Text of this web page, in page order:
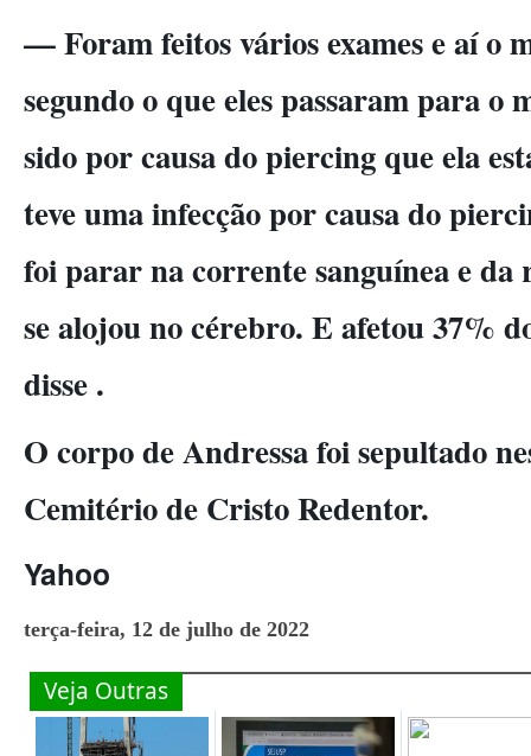
— Foram feitos vários exames e aí o
segundo o que eles passaram para o
sido por causa do piercing que ela
teve uma infecção por causa do
foi parar na corrente sanguínea e da
se alojou no cérebro. E afetou 37%
disse .
O corpo de Andressa foi sepultado
Cemitério de Cristo Redentor.
Yahoo
terça-feira, 12 de julho de 2022
Veja Outras